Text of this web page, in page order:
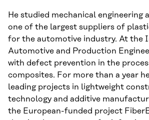
He studied mechanical engineering
one of the largest suppliers of
for the automotive industry. At the
Automotive and Production
with defect prevention in the
composites. For more than a year
leading projects in lightweight
technology and additive
the European-funded project